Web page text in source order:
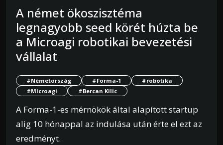
A német ökoszisztéma
legnagyobb seed körét húzta be
a Microagi robotikai bevezetési
vállalat
#Németország #Forma-1
#robotika
#Microagi
#Bercan Kilic
A Forma-1-es mérnökök által alapított startup
alig 10 hónappal az indulása után érte el ezt az
eredményt.